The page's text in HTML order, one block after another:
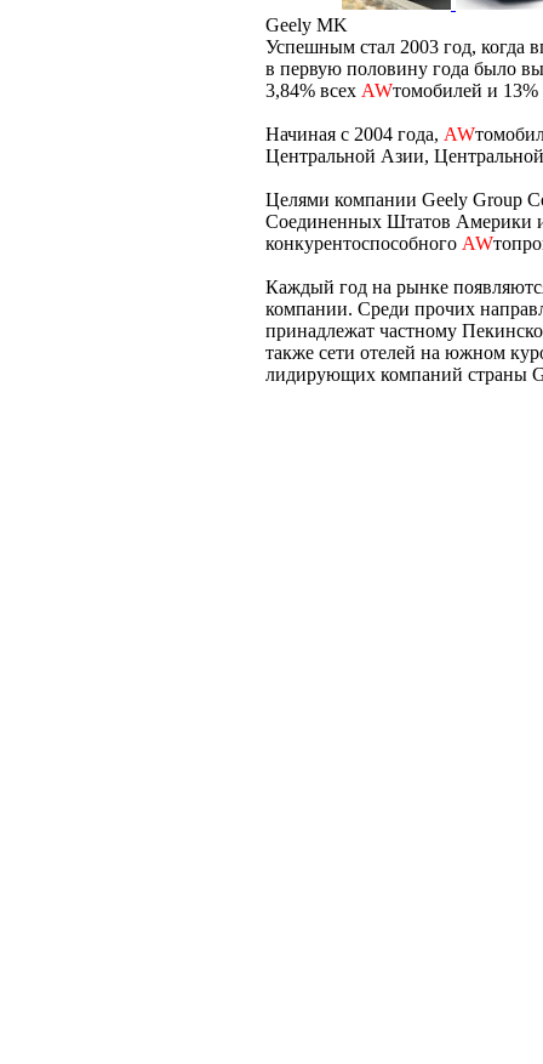
Geely MK
Успешным стал 2003 год, когда
в первую половину года было
3,84% всех AWтомобилей и 13%
Начиная с 2004 года, AW
Центральной Азии,
Целями компании Geely Group
Соединенных Штатов Америки
конкурентоспособного AW
Каждый год на рынке
компании. Среди прочих
принадлежат частному
также сети отелей на южном
лидирующих компаний страны